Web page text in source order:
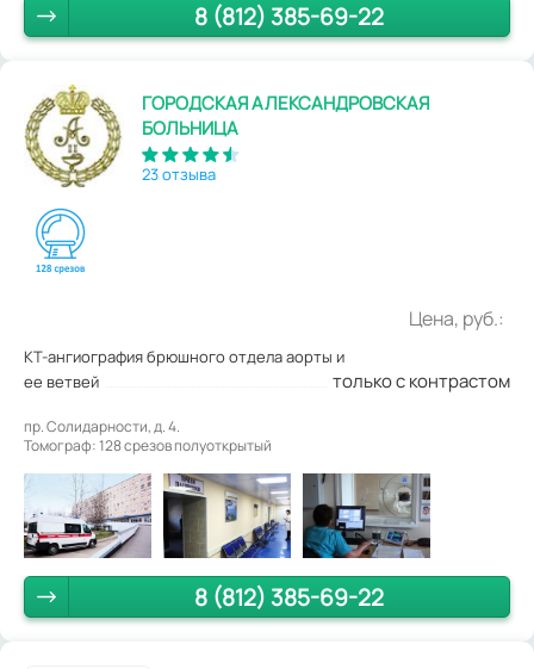
8 (812) 385-69-22
ГОРОДСКАЯ АЛЕКСАНДРОВСКАЯ
БОЛЬНИЦА
23 отзыва
Цена, руб.:
КТ-ангиография брюшного отдела аорты и
ее ветвей
только с контрастом
пр. Солидарности, д. 4.
Томограф: 128 срезов полуоткрытый
8 (812) 385-69-22